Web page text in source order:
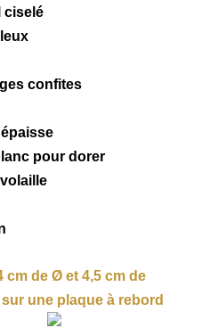
ciselé
confites
pour dorer
cm de Ø et 4,5 cm de
une plaque à rebord